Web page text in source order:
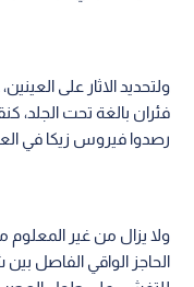
ولتحديد الاثار على
فئران بالغة تحت
رصدوا فيروس زيكا في
ولا يزال من غير
الحاجز الواقي الفاصل